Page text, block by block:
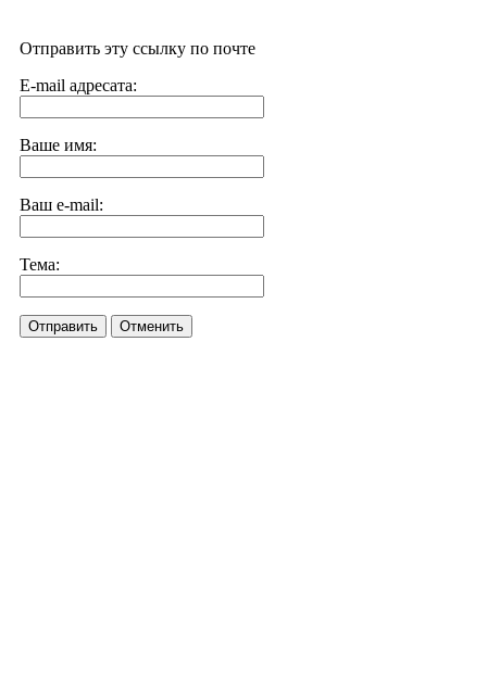
Отправить эту ссылку по почте
E-mail адресата:
Ваше имя:
Ваш e-mail:
Тема:
Отправить Отменить